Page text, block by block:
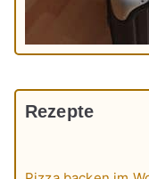
Rezepte